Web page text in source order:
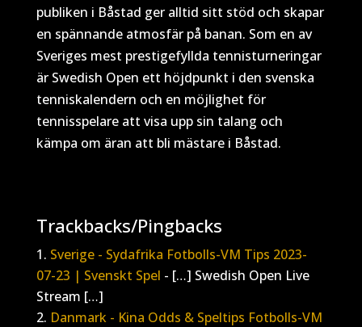
publiken i Båstad ger alltid sitt stöd och skapar
en spännande atmosfär på banan. Som en av
Sveriges mest prestigefyllda tennisturneringar
är Swedish Open ett höjdpunkt i den svenska
tenniskalendern och en möjlighet för
tennisspelare att visa upp sin talang och
kämpa om äran att bli mästare i Båstad.
Trackbacks/Pingbacks
Sverige - Sydafrika Fotbolls-VM Tips 2023-
07-23 | Svenskt Spel - […] Swedish Open Live
Stream […]
Danmark - Kina Odds & Speltips Fotbolls-VM